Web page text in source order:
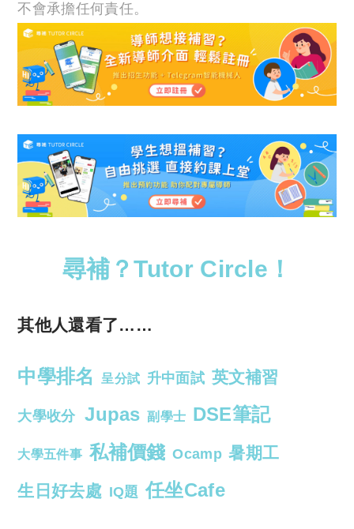
不會承擔任何責任。
尋補？Tutor Circle！
其他人還看了……
中學排名 呈分試 升中面試 英文補習
大學收分 Jupas 副學士 DSE筆記
大學五件事 私補價錢 Ocamp 暑期工
生日好去處 IQ題 任坐Cafe